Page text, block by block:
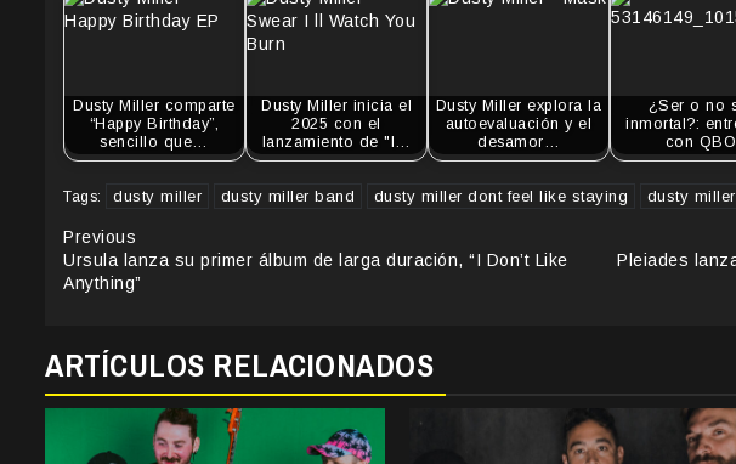
Dusty Miller comparte
“Happy Birthday”,
sencillo que…
Dusty Miller inicia el
2025 con el
lanzamiento de "I…
Dusty Miller explora la
autoevaluación y el
desamor…
¿Ser o no
inmortal?:
con QBO
Tags: dusty miller dusty miller band dusty miller dont feel like staying dusty
Continue
Reading
Previous
Ursula lanza su primer álbum de larga duración, “I Don’t Like
Anything”
Pleiades
ARTÍCULOS RELACIONADOS